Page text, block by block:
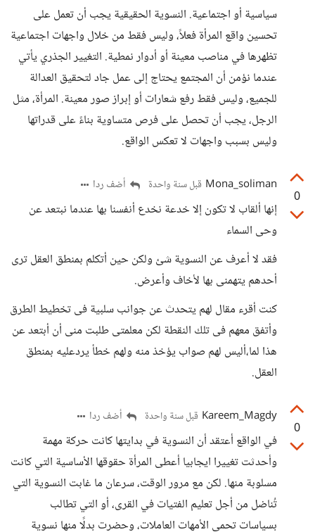
سياسية أو اجتماعية. النسوية الحقيقية يجب أن تعمل على
تحسين واقع المرأة فعلاً، وليس فقط من خلال واجهات اجتماعية
تظهرها في مناصب معينة أو أدوار نمطية. التغيير الجذري يأتي
عندما نؤمن أن المجتمع يحتاج إلى عمل جاد لتحقيق العدالة
للجميع، وليس فقط رفع شعارات أو إبراز صور معينة. المرأة، مثل
الرجل، يجب أن تحصل على فرص متساوية بناءً على قدراتها
وليس بسبب واجهات لا تعكس الواقع.
0
Mona_soliman قبل سنة واحدة أضف ردا
إنها ألقاب لا تكون إلا خدعة نخدع أنفسنا بها عندما نبتعد عن
وحى السماء
فقد لا أعرف عن النسوية شئ ولكن حين أتكلم بمنطق العقل ترى
أحدهم يتهمنى بها لأخاف وأعرض.
كنت أقرء مقال لهم يتحدث عن جوانب سلبية فى تخطيط الطرق
وأتفق معهم فى تلك النقطة لكن معلمتى طلبت منى أن أبتعد عن
هذا لما،أليس لهم صواب يؤخذ منه ولهم خطأ يردعليه بمنطق
العقل.
0
Kareem_Magdy قبل سنة واحدة أضف ردا
في الواقع أعتقد أن النسوية في بدايتها كانت حركة مهمة
وأحدثت تغييرا ايجابيا أعطى المرأة حقوقها الأساسية التي كانت
مسلوبة منها. لكن مع مرور الوقت، سرعان ما غابت النسوية التي
تُناضل من أجل تعليم الفتيات في القرى، أو التي تطالب
بسياسات تحمي الأمهات العاملات، وحضرت بدلًا منها نسوية